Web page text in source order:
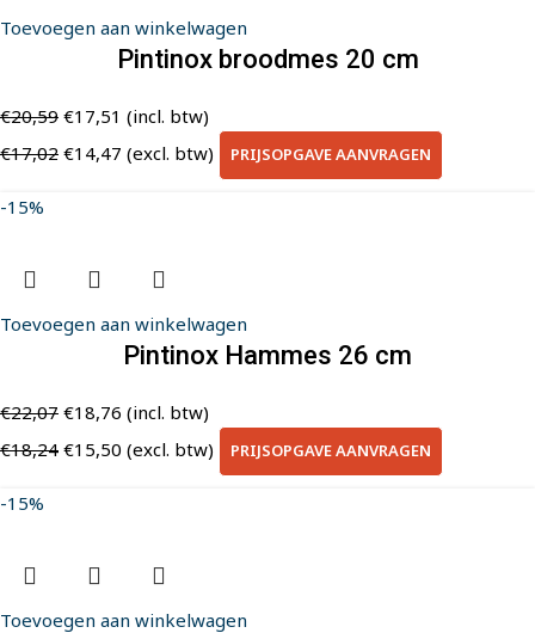
Toevoegen aan winkelwagen
Pintinox broodmes 20 cm
€20,59 €17,51 (incl. btw)
€17,02 €14,47 (excl. btw) PRIJSOPGAVE AANVRAGEN
-15%
Toevoegen aan winkelwagen
Pintinox Hammes 26 cm
€22,07 €18,76 (incl. btw)
€18,24 €15,50 (excl. btw) PRIJSOPGAVE AANVRAGEN
-15%
Toevoegen aan winkelwagen